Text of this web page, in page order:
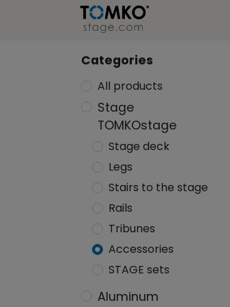
Categories
All products
Stage
TOMKOstage
Stage deck
Legs
Stairs to the stage
Rails
Tribunes
Accessories
STAGE sets
Aluminum